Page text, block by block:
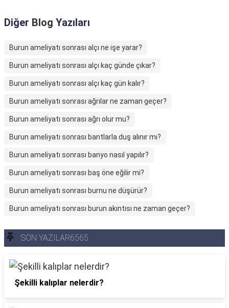
Diğer Blog Yazıları
Burun ameliyatı sonrası alçı ne işe yarar?
Burun ameliyatı sonrası alçı kaç günde çıkar?
Burun ameliyatı sonrası alçı kaç gün kalır?
Burun ameliyatı sonrası ağrılar ne zaman geçer?
Burun ameliyatı sonrası ağrı olur mu?
Burun ameliyatı sonrası bantlarla duş alınır mı?
Burun ameliyatı sonrası banyo nasıl yapılır?
Burun ameliyatı sonrası baş öne eğilir mi?
Burun ameliyatı sonrası burnu ne düşürür?
Burun ameliyatı sonrası burun akıntısı ne zaman geçer?
SON YAZILAR6565
Şekilli kalıplar nelerdir?